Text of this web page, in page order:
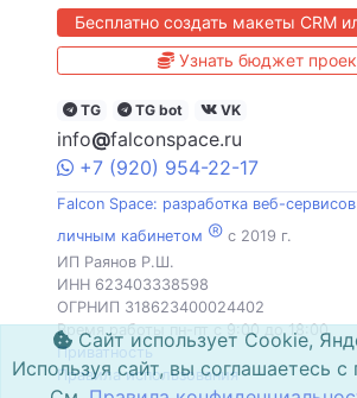
Бесплатно создать макеты CRM
Узнать бюджет
TG TG bot VK
info@falconspace.ru
+7 (920) 954-22-17
Falcon Space: разработка веб-
личным кабинетом ® c 2019 г.
ИП Раянов Р.Ш.
ИНН 623403338598
ОГРНИП 318623400024402
Время работы пн-пт с 9:00 до 18:00
Приватность
Правила использования
Сайт использует Cookie,
Используя сайт, вы соглашаетесь с